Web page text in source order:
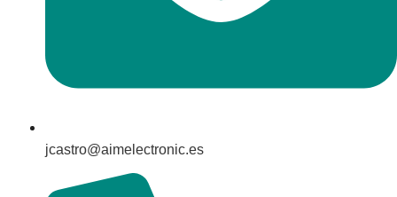
jcastro@aimelectronic.es